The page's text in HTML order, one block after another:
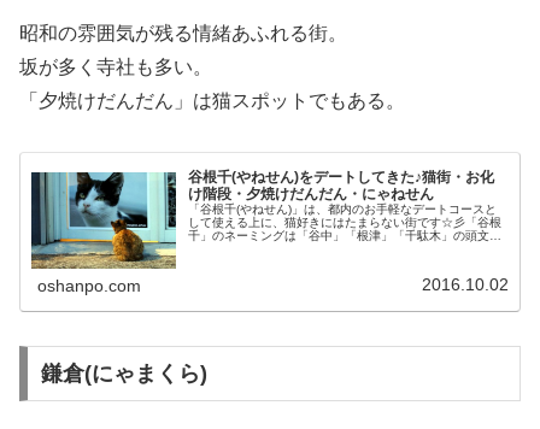
昭和の雰囲気が残る情緒あふれる街。
坂が多く寺社も多い。
「夕焼けだんだん」は猫スポットでもある。
谷根千(やねせん)をデートしてきた♪猫街・お化
け階段・夕焼けだんだん・にゃねせん
「谷根千(やねせん)」は、都内のお手軽なデートコースと
して使える上に、猫好きにはたまらない街です☆彡「谷根
千」のネーミングは「谷中」「根津」「千駄木」の頭文字
oshanpo.com 2016.10.02
鎌倉(にゃまくら)